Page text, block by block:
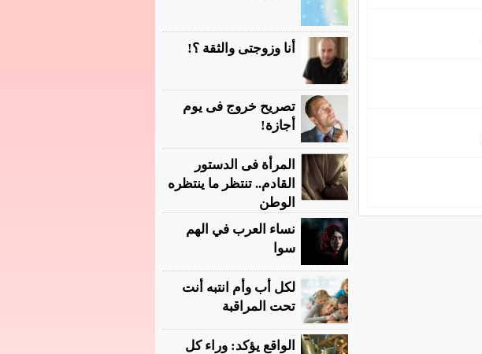
أنا وزوجتى والثقة ؟!
تصريح خروج فى يوم
أجازة!
المرأة فى الدستور
القادم.. تنتظر ما ينتظره
الوطن
نساء العرب في الهم
سوا
لكل أب وأم انتبه أنت
تحت المراقبة
الواقع يؤكد: وراء كل